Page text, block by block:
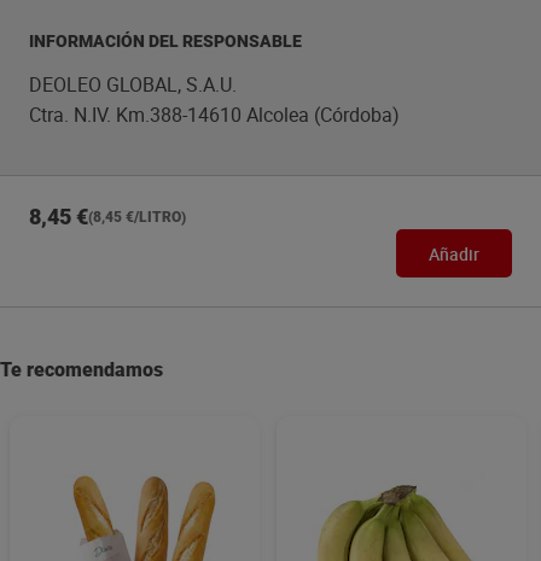
INFORMACIÓN DEL RESPONSABLE
DEOLEO GLOBAL, S.A.U.
Ctra. N.IV. Km.388-14610 Alcolea (Córdoba)
8,45 €(8,45 €/LITRO)
Añadir
Te recomendamos